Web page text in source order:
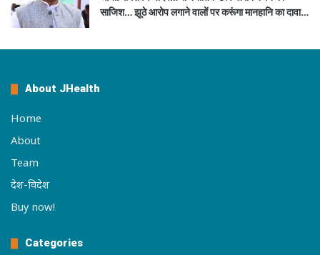
साजिश… झूठे आरोप लगाने वालों पर करूंगा मानहानि का दावा…
About JHealth
Home
About
Team
देश-विदेश
Buy now!
Categories